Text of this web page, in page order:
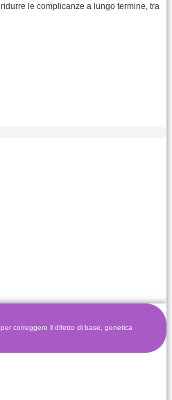
le complicanze a lungo termine, tra
correggere il difetto di base, genetica